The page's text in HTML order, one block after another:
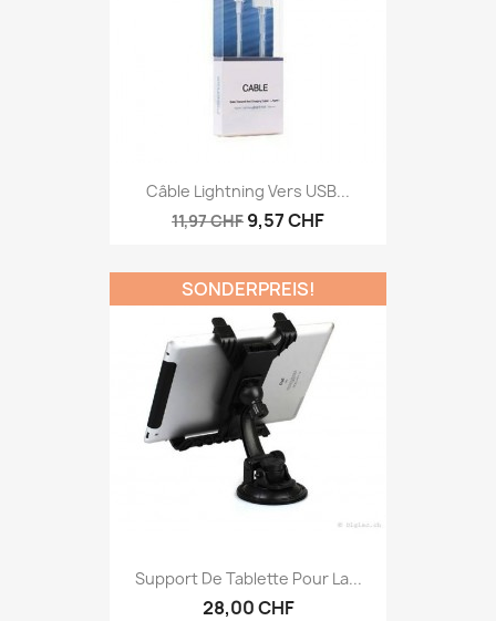
Câble Lightning Vers USB...
11,97 CHF 9,57 CHF
Support De Tablette Pour La...
28,00 CHF
SONDERPREIS!